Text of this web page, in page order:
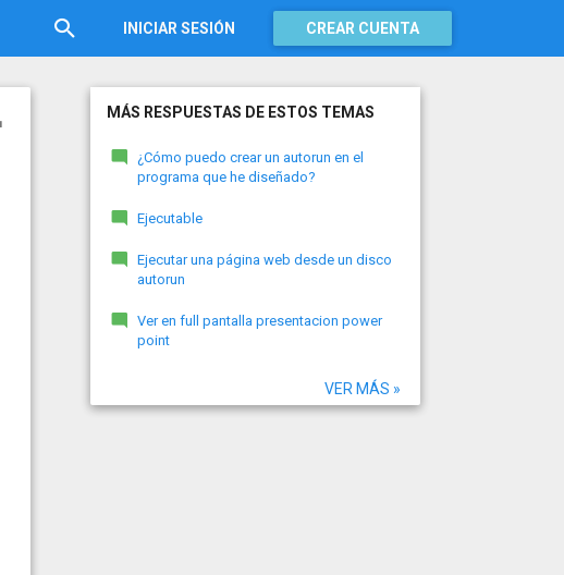
INICIAR SESIÓN CREAR CUENTA
MÁS RESPUESTAS DE ESTOS TEMAS
¿Cómo puedo crear un autorun en el
programa que he diseñado?
Ejecutable
Ejecutar una página web desde un disco
autorun
Ver en full pantalla presentacion power
point
VER MÁS »